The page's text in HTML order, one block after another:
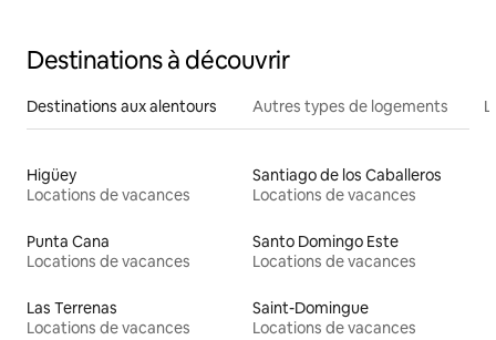
Destinations à découvrir
Destinations aux alentours Autres types de logements
Higüey
Locations de vacances
Santiago de los Caballeros
Locations de vacances
Punta Cana
Locations de vacances
Santo Domingo Este
Locations de vacances
Las Terrenas
Locations de vacances
Saint-Domingue
Locations de vacances